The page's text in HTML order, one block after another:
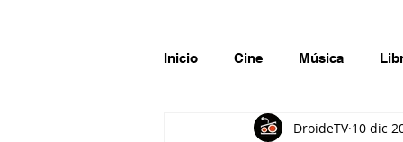
Inicio Cine Música
Comparte tu talento
DroideTV 10 dic